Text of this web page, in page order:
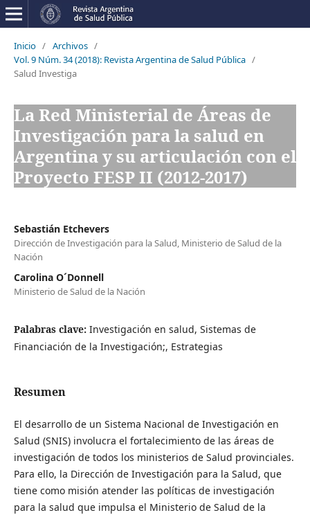
Inicio / Archivos /
Vol. 9 Núm. 34 (2018): Revista Argentina de Salud Pública /
Salud Investiga
La Red Ministerial de Áreas de
Investigación para la salud en
Argentina y su articulación con el
Proyecto FESP II (2012-2017)
Sebastián Etchevers
Dirección de Investigación para la Salud, Ministerio de Salud de la
Nación
Carolina O´Donnell
Ministerio de Salud de la Nación
Palabras clave: Investigación en salud, Sistemas de
Financiación de la Investigación;, Estrategias
Resumen
El desarrollo de un Sistema Nacional de Investigación en
Salud (SNIS) involucra el fortalecimiento de las áreas de
investigación de todos los ministerios de Salud provinciales.
Para ello, la Dirección de Investigación para la Salud, que
tiene como misión atender las políticas de investigación
para la salud que impulsa el Ministerio de Salud de la